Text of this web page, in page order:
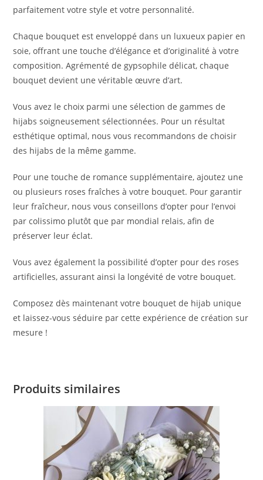
parfaitement votre style et votre personnalité.
Chaque bouquet est enveloppé dans un luxueux papier en
soie, offrant une touche d’élégance et d’originalité à votre
composition. Agrémenté de gypsophile délicat, chaque
bouquet devient une véritable œuvre d’art.
Vous avez le choix parmi une sélection de gammes de
hijabs soigneusement sélectionnées. Pour un résultat
esthétique optimal, nous vous recommandons de choisir
des hijabs de la même gamme.
Pour une touche de romance supplémentaire, ajoutez une
ou plusieurs roses fraîches à votre bouquet. Pour garantir
leur fraîcheur, nous vous conseillons d’opter pour l’envoi
par colissimo plutôt que par mondial relais, afin de
préserver leur éclat.
Vous avez également la possibilité d’opter pour des roses
artificielles, assurant ainsi la longévité de votre bouquet.
Composez dès maintenant votre bouquet de hijab unique
et laissez-vous séduire par cette expérience de création sur
mesure !
Produits similaires